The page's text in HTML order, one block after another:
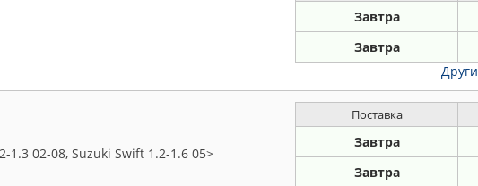
Завтра
Завтра
1.3 02-08, Suzuki Swift 1.2-1.6 05>
Поставка
Завтра
Завтра